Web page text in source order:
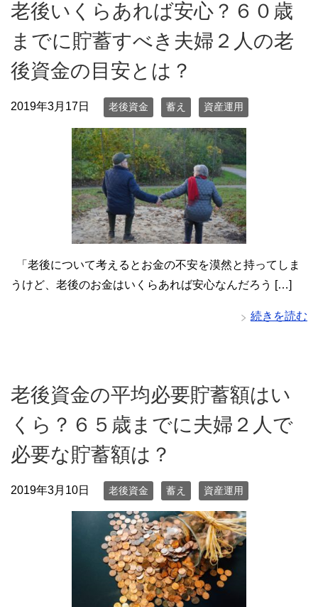
老後いくらあれば安心？６０歳
までに貯蓄すべき夫婦２人の老
後資金の目安とは？
2019年3月17日 老後資金 蓄え 資産運用
「老後について考えるとお金の不安を漠然と持ってしま
うけど、老後のお金はいくらあれば安心なんだろう […]
続きを読む
老後資金の平均必要貯蓄額はい
くら？６５歳までに夫婦２人で
必要な貯蓄額は？
2019年3月10日 老後資金 蓄え 資産運用